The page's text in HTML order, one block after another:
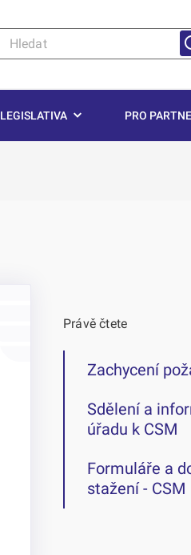
LEGISLATIVA PRO
Právě čtete
Zachycení
Sdělení a
úřadu k CSM
Formuláře a
stažení - CSM